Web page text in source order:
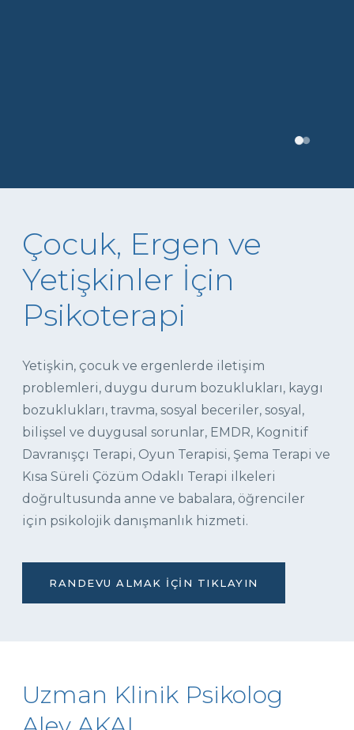
Çocuk, Ergen ve
Yetişkinler İçin
Psikoterapi
Yetişkin, çocuk ve ergenlerde iletişim
problemleri, duygu durum bozuklukları, kaygı
bozuklukları, travma, sosyal beceriler, sosyal,
bilişsel ve duygusal sorunlar, EMDR, Kognitif
Davranışçı Terapi, Oyun Terapisi, Şema Terapi ve
Kısa Süreli Çözüm Odaklı Terapi ilkeleri
doğrultusunda anne ve babalara, öğrenciler
için psikolojik danışmanlık hizmeti.
RANDEVU ALMAK İÇIN TIKLAYIN
Uzman Klinik Psikolog